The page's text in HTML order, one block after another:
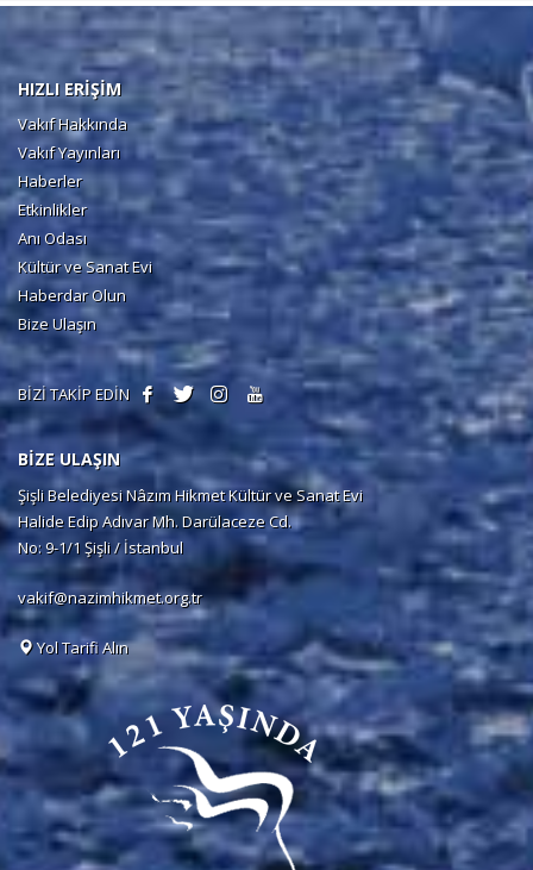
HIZLI ERİŞİM
Vakıf Hakkında
Vakıf Yayınları
Haberler
Etkinlikler
Anı Odası
Kültür ve Sanat Evi
Haberdar Olun
Bize Ulaşın
BİZİ TAKİP EDİN
BİZE ULAŞIN
Şişli Belediyesi Nâzım Hikmet Kültür ve Sanat Evi
Halide Edip Adıvar Mh. Darülaceze Cd.
No: 9-1/1 Şişli / İstanbul
vakif@nazimhikmet.org.tr
Yol Tarifi Alın